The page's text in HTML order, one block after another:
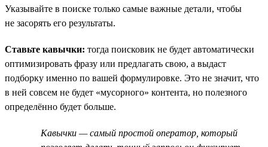
Указывайте в поиске только самые важные детали, чтобы
не засорять его результаты.
Ставьте кавычки: тогда поисковик не будет автоматически
оптимизировать фразу или предлагать свою, а выдаст
подборку именно по вашей формулировке. Это не значит, что
в ней совсем не будет «мусорного» контента, но полезного
определённо будет больше.
Кавычки — самый простой оператор, который